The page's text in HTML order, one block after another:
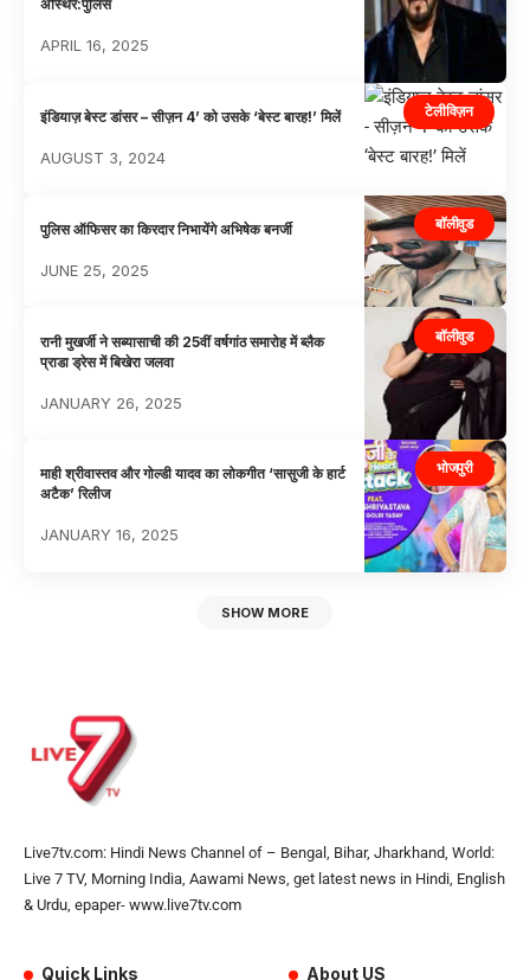
अस्थिर:पुलिस
APRIL 16, 2025
टेलीविज़न
इंडियाज़ बेस्ट डांसर – सीज़न 4’ को उसके ‘बेस्ट बारह!’ मिलें
AUGUST 3, 2024
बॉलीवुड
पुलिस ऑफिसर का किरदार निभायेंगे अभिषेक बनर्जी
JUNE 25, 2025
बॉलीवुड
रानी मुखर्जी ने सब्यासाची की 25वीं वर्षगांठ समारोह में ब्लैक
प्राडा ड्रेस में बिखेरा जलवा
JANUARY 26, 2025
भोजपुरी
माही श्रीवास्तव और गोल्डी यादव का लोकगीत ‘सासुजी के हार्ट
अटैक’ रिलीज
JANUARY 16, 2025
SHOW MORE
Live7tv.com: Hindi News Channel of – Bengal, Bihar, Jharkhand, World:
Live 7 TV, Morning India, Aawami News, get latest news in Hindi, English
& Urdu, epaper- www.live7tv.com
Quick Links About US